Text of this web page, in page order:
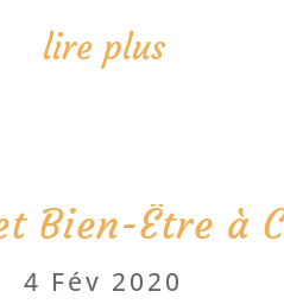
lire plus
Bien-Être à
4 Fév 2020